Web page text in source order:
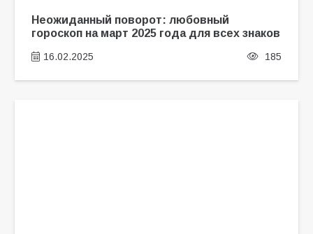
Неожиданный поворот: любовный
гороскоп на март 2025 года для всех знаков
16.02.2025 185